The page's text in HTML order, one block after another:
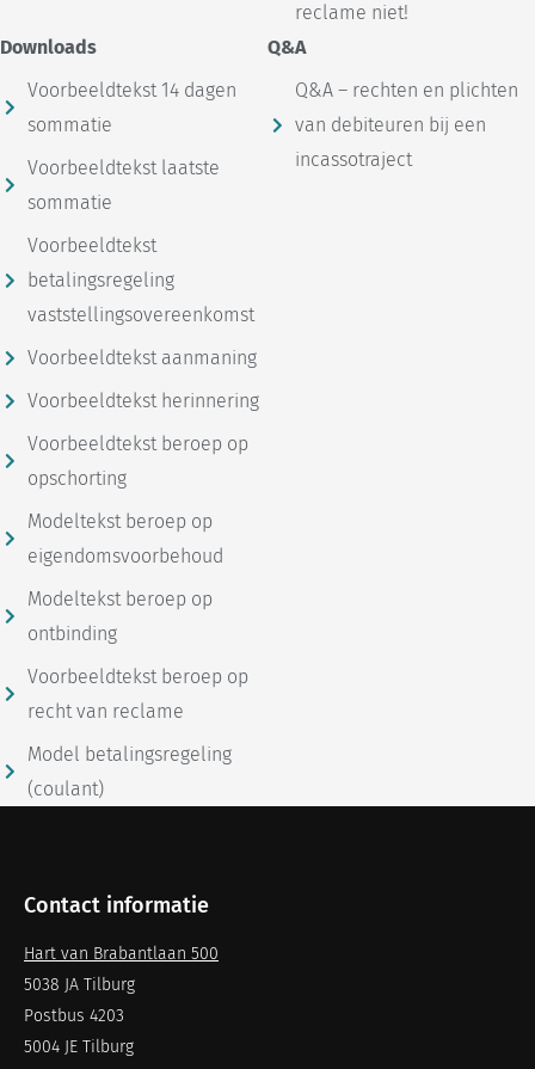
reclame niet!
Downloads
Voorbeeldtekst 14 dagen
sommatie
Voorbeeldtekst laatste
sommatie
Voorbeeldtekst
betalingsregeling
vaststellingsovereenkomst
Voorbeeldtekst aanmaning
Voorbeeldtekst herinnering
Voorbeeldtekst beroep op
opschorting
Modeltekst beroep op
eigendomsvoorbehoud
Modeltekst beroep op
ontbinding
Voorbeeldtekst beroep op
recht van reclame
Model betalingsregeling
(coulant)
Q&A
Q&A – rechten en plichten
van debiteuren bij een
incassotraject
Contact informatie
Hart van Brabantlaan 500
5038 JA Tilburg
Postbus 4203
5004 JE Tilburg